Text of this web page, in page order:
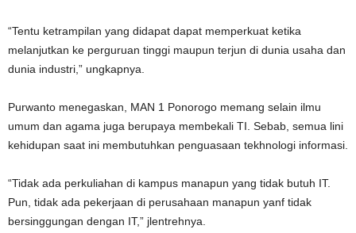
“Tentu ketrampilan yang didapat dapat memperkuat ketika
melanjutkan ke perguruan tinggi maupun terjun di dunia usaha dan
dunia industri,” ungkapnya.
Purwanto menegaskan, MAN 1 Ponorogo memang selain ilmu
umum dan agama juga berupaya membekali TI. Sebab, semua lini
kehidupan saat ini membutuhkan penguasaan tekhnologi informasi.
“Tidak ada perkuliahan di kampus manapun yang tidak butuh IT.
Pun, tidak ada pekerjaan di perusahaan manapun yanf tidak
bersinggungan dengan IT,” jlentrehnya.